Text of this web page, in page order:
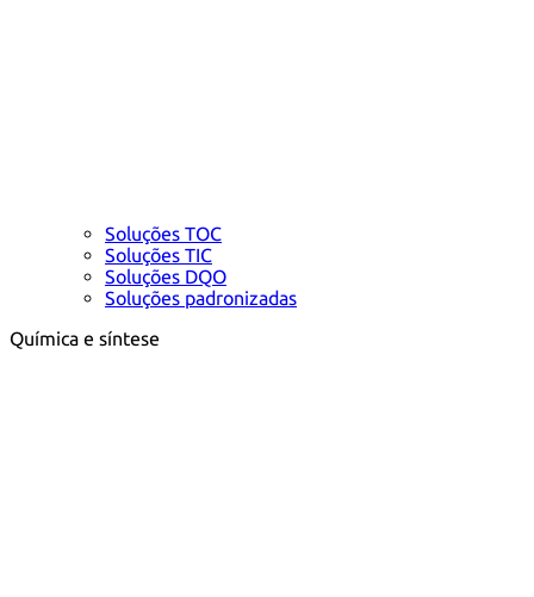
Soluções TOC
Soluções TIC
Soluções DQO
Soluções padronizadas
Química e síntese